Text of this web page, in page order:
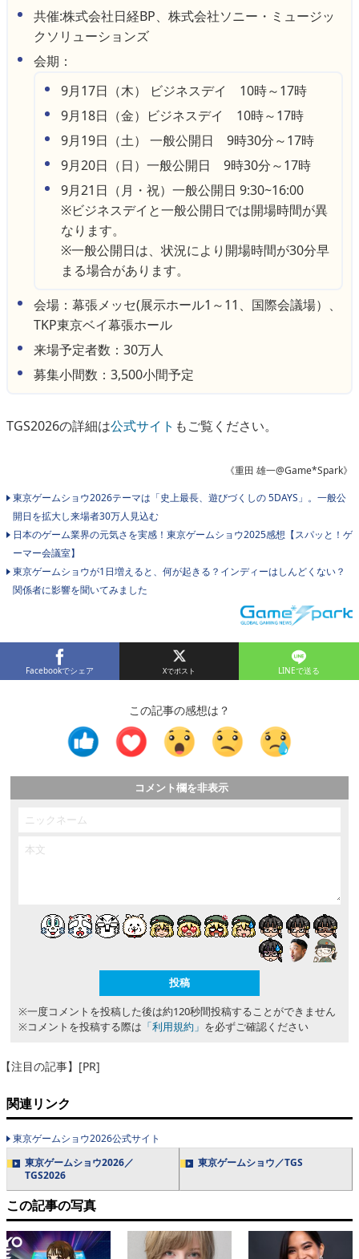
共催:株式会社日経BP、株式会社ソニー・ミュージッ
クソリューションズ
会期：
9月17日（木） ビジネスデイ 10時～17時
9月18日（金）ビジネスデイ 10時～17時
9月19日（土） 一般公開日 9時30分～17時
9月20日（日）一般公開日 9時30分～17時
9月21日（月・祝）一般公開日 9:30~16:00
※ビジネスデイと一般公開日では開場時間が異
なります。
※一般公開日は、状況により開場時間が30分早
まる場合があります。
会場：幕張メッセ(展示ホール1～11、国際会議場）、
TKP東京ベイ幕張ホール
来場予定者数：30万人
募集小間数：3,500小間予定
TGS2026の詳細は公式サイト もご覧ください。
《重田 雄一@Game*Spark》
東京ゲームショウ2026テーマは「史上最長、遊びづくしの 5DAYS」。一般公
開日を拡大し来場者30万人見込む
日本のゲーム業界の元気さを実感！東京ゲームショウ2025感想【スパッと！ゲ
ーマー会議室】
東京ゲームショウが1日増えると、何が起きる？インディーはしんどくない？
関係者に影響を聞いてみました
Facebookでシェア LINEで送る
この記事の感想は？
コメント欄を非表示
※一度コメントを投稿した後は約120秒間投稿することができません
※コメントを投稿する際は 「利用規約」 を必ずご確認ください
【注目の記事】[PR]
関連リンク
東京ゲームショウ2026公式サイト
東京ゲームショウ2026／
TGS2026
東京ゲームショウ／TGS
この記事の写真